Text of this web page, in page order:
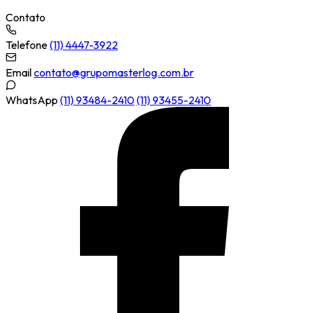
Contato
Telefone(11) 4447-3922
Emailcontato@grupomasterlog.com.br
WhatsApp (11) 93484-2410(11) 93455-2410